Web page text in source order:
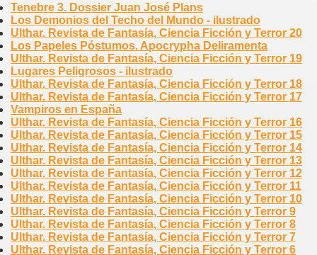
Tenebre 3. Dossier Juan José Plans
Los Demonios del Techo del Mundo - ilustrado
Ulthar. Revista de Fantasía, Ciencia Ficción y Terror 20
Los Papeles Póstumos. Apocrypha Deliramenta
Ulthar. Revista de Fantasía, Ciencia Ficción y Terror 19
Lugares Peligrosos - ilustrado
Ulthar. Revista de Fantasía, Ciencia Ficción y Terror 18
Ulthar. Revista de Fantasía, Ciencia Ficción y Terror 17
Vampiros en España
Ulthar. Revista de Fantasía, Ciencia Ficción y Terror 16
Ulthar. Revista de Fantasía, Ciencia Ficción y Terror 15
Ulthar. Revista de Fantasía, Ciencia Ficción y Terror 14
Ulthar. Revista de Fantasía, Ciencia Ficción y Terror 13
Ulthar. Revista de Fantasía, Ciencia Ficción y Terror 12
Ulthar. Revista de Fantasía, Ciencia Ficción y Terror 11
Ulthar. Revista de Fantasía, Ciencia Ficción y Terror 10
Ulthar. Revista de Fantasía, Ciencia Ficción y Terror 9
Ulthar. Revista de Fantasía, Ciencia Ficción y Terror 8
Ulthar. Revista de Fantasía, Ciencia Ficción y Terror 7
Ulthar. Revista de Fantasía, Ciencia Ficción y Terror 6